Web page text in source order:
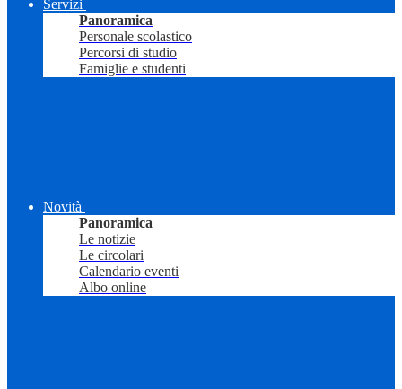
Servizi
Panoramica
Personale scolastico
Percorsi di studio
Famiglie e studenti
Novità
Panoramica
Le notizie
Le circolari
Calendario eventi
Albo online